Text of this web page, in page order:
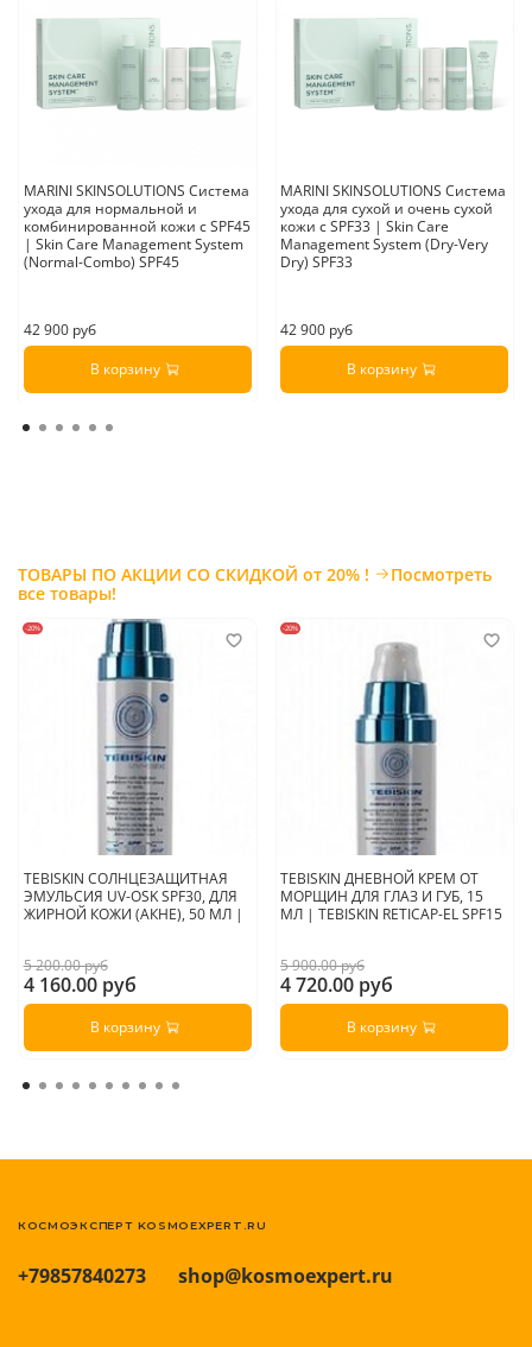
MARINI SKINSOLUTIONS Система
ухода для нормальной и
комбинированной кожи c SPF45
| Skin Care Management System
(Normal-Combo) SPF45
42 900 руб
В корзину
MARINI SKINSOLUTIONS Система
ухода для сухой и очень сухой
кожи с SPF33 | Skin Care
Management System (Dry-Very
Dry) SPF33
42 900 руб
В корзину
ТОВАРЫ ПО АКЦИИ СО СКИДКОЙ от 20% !
Посмотреть
все товары!
-20%
TEBISKIN СОЛНЦЕЗАЩИТНАЯ
ЭМУЛЬСИЯ UV-OSK SPF30, ДЛЯ
ЖИРНОЙ КОЖИ (АКНЕ), 50 МЛ |
5 200.00 руб
4 160.00 руб
В корзину
-20%
TEBISKIN ДНЕВНОЙ КРЕМ ОТ
МОРЩИН ДЛЯ ГЛАЗ И ГУБ, 15
МЛ | TEBISKIN RETICAP-EL SPF15
5 900.00 руб
4 720.00 руб
В корзину
+79857840273 shop@kosmoexpert.ru
КОСМОЭКСПЕРТ KOSMOEXPERT.RU